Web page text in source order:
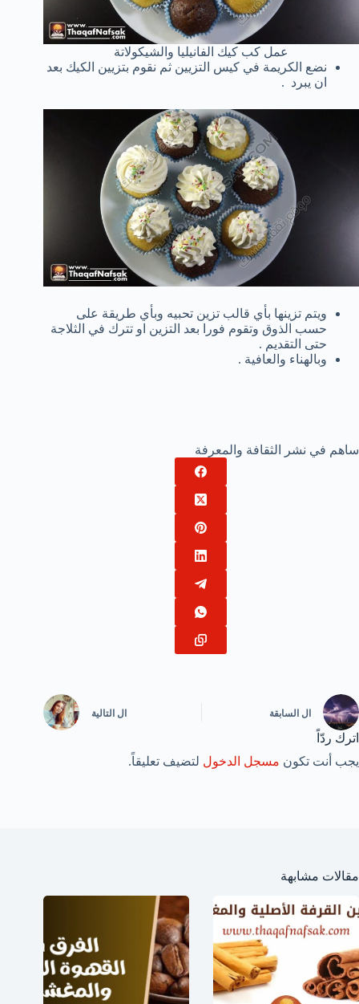
عمل كب كيك الفانيليا والشيكولاتة
نضع الكريمة في كيس التزيين ثم نقوم بتزيين الكيك بعد
ان يبرد .
ويتم تزينها بأي قالب تزين تحبيه وبأي طريقة على
حسب الذوق وتقوم فورا بعد التزين او تترك في الثلاجة
حتى التقديم .
وبالهناء والعافية .
ساهم في نشر الثقافة والمعرفة
ال السابقة ال التالية
اترك ردّاً
يجب أنت تكون مسجل الدخول لتضيف تعليقاً.
مقالات مشابهة